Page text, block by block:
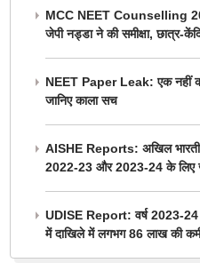
MCC NEET Counselling
जेपी नड्डा ने की समीक्षा, छात्र-
NEET Paper Leak: एक नहीं
जानिए काला सच
AISHE Reports: अखिल भारतीय
2022-23 और 2023-24 के लिए
UDISE Report: वर्ष 2023-
में दाखिले में लगभग 86 लाख की